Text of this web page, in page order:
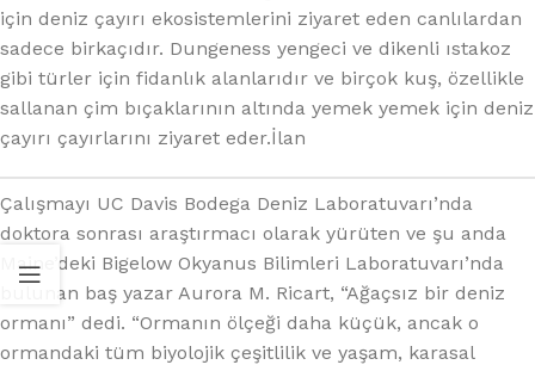
için deniz çayırı ekosistemlerini ziyaret eden canlılardan
sadece birkaçıdır. Dungeness yengeci ve dikenli ıstakoz
gibi türler için fidanlık alanlarıdır ve birçok kuş, özellikle
sallanan çim bıçaklarının altında yemek yemek için deniz
çayırı çayırlarını ziyaret eder.İlan
Çalışmayı UC Davis Bodega Deniz Laboratuvarı’nda
doktora sonrası araştırmacı olarak yürüten ve şu anda
Maine’deki Bigelow Okyanus Bilimleri Laboratuvarı’nda
bulunan baş yazar Aurora M. Ricart, “Ağaçsız bir deniz
ormanı” dedi. “Ormanın ölçeği daha küçük, ancak o
ormandaki tüm biyolojik çeşitlilik ve yaşam, karasal